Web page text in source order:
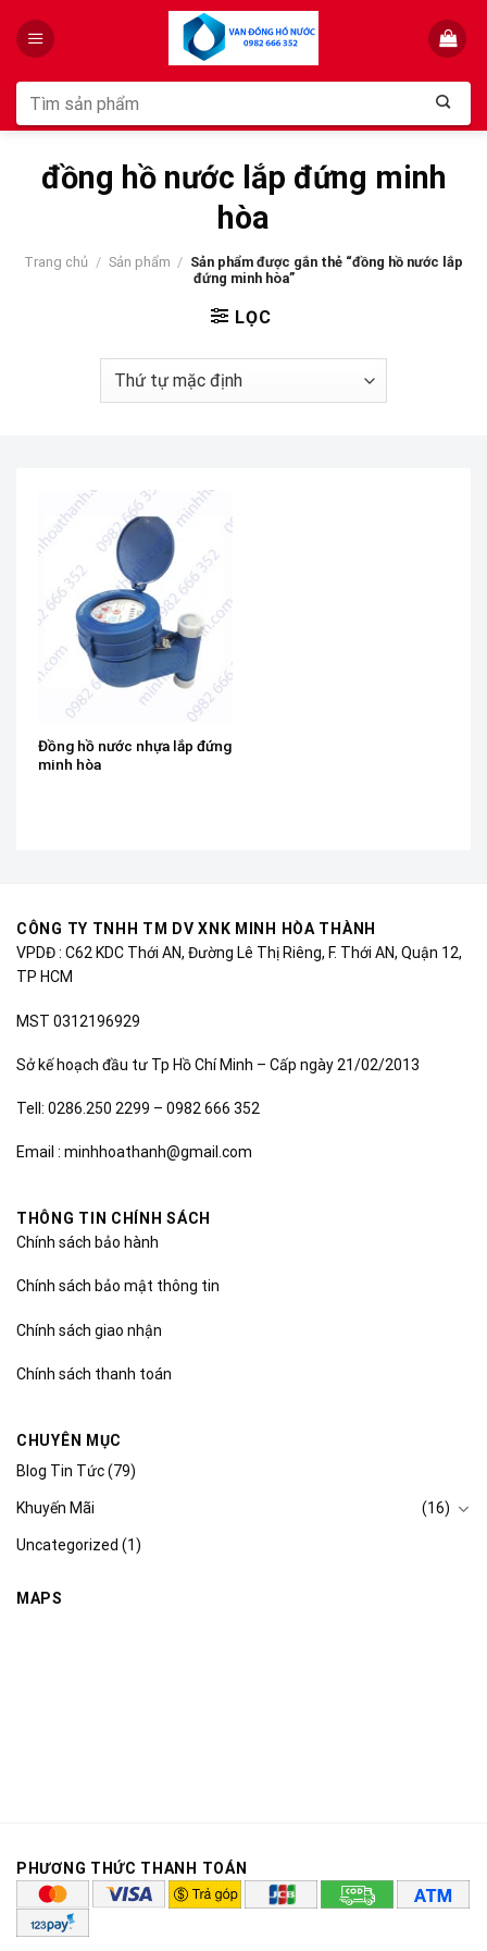
Tìm
kiếm:
đồng hồ nước lắp đứng minh
hòa
Trang chủ / Sản phẩm / Sản phẩm được gắn thẻ “đồng hồ nước lắp
đứng minh hòa”
LỌC
Đồng hồ nước nhựa lắp đứng
minh hòa
CÔNG TY TNHH TM DV XNK MINH HÒA THÀNH
VPDĐ : C62 KDC Thới AN, Đường Lê Thị Riêng, F. Thới AN, Quận 12,
TP HCM
MST 0312196929
Sở kế hoạch đầu tư Tp Hồ Chí Minh – Cấp ngày 21/02/2013
Tell: 0286.250 2299 – 0982 666 352
Email : minhhoathanh@gmail.com
THÔNG TIN CHÍNH SÁCH
Chính sách bảo hành
Chính sách bảo mật thông tin
Chính sách giao nhận
Chính sách thanh toán
CHUYÊN MỤC
Blog Tin Tức(79)
Khuyến Mãi (16)
Uncategorized (1)
MAPS
PHƯƠNG THỨC THANH TOÁN